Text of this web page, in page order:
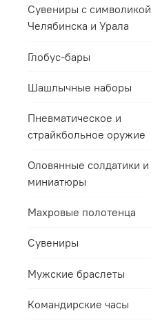
Сувениры с символикой
Челябинска и Урала
Глобус-бары
Шашлычные наборы
Пневматическое и
страйкбольное оружие
Оловянные солдатики и
миниатюры
Махровые полотенца
Сувениры
Мужские браслеты
Командирские часы